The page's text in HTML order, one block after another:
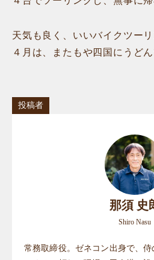
天気も良く、いいバイクツー
４月は、またもや四国にうど
投稿者
那須 史
Shiro Nasu
常務取締役。ゼネコン出身で、